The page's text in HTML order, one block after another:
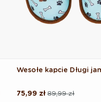
Wesołe kapcie Długi
Cena
89,99 zł
Cena
75,99 zł